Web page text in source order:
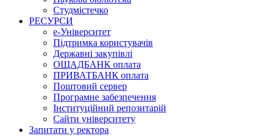
Студмістечко
РЕСУРСИ
е-Університет
Підтримка користувачів
Державні закупівлі
ОЩАДБАНК оплата
ПРИВАТБАНК оплата
Поштовий сервер
Програмне забезпечення
Інституційний репозитарій
Сайти університету
Запитати у ректора